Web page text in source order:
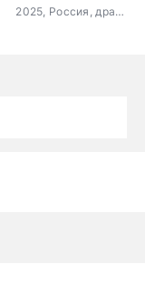
2025, Россия, драма, военный